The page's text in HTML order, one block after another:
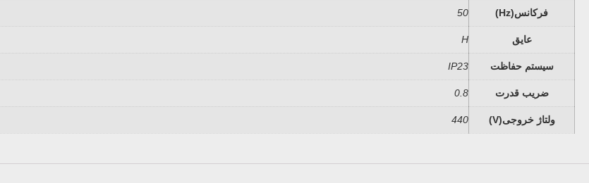
فرکانس(Hz) 50
عایق H
سیستم حفاظت IP23
ضریب قدرت 0.8
ولتاژ خروجی(V) 440